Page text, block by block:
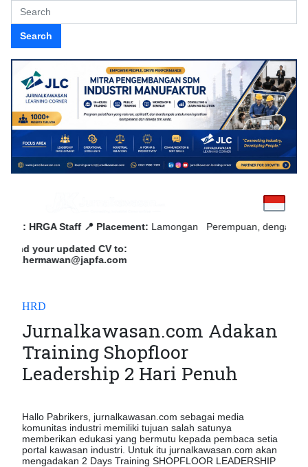
Search
HRGA Staff📍 Placement:Lamongan Perempuan, dengan
your updated CV to:
HRD
Jurnalkawasan.com Adakan
Training Shopfloor
Leadership 2 Hari Penuh
Hallo Pabrikers, jurnalkawasan.com sebagai media
komunitas industri memiliki tujuan salah satunya
memberikan edukasi yang bermutu kepada pembaca setia
portal kawasan industri. Untuk itu jurnalkawasan.com akan
mengadakan 2 Days Training SHOPFLOOR LEADERSHIP